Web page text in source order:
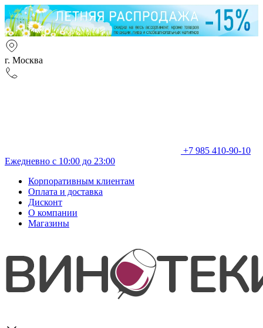
г. Москва
+7 985 410-90-10
Ежедневно с 10:00 до 23:00
Корпоративным клиентам
Оплата и доставка
Дисконт
О компании
Магазины